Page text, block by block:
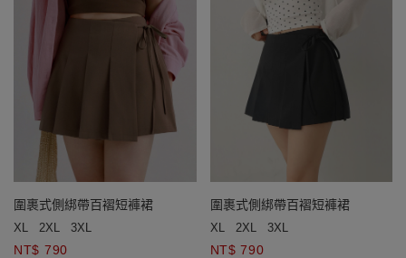
圍裹式側綁帶百褶短褲裙
XL 2XL 3XL
NT$ 790
圍裹式側綁帶百褶短褲裙
XL 2XL 3XL
NT$ 790